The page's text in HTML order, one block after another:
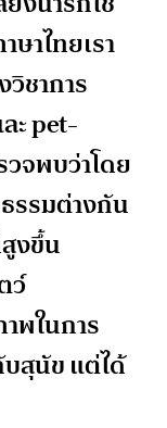
าไทยเรา
วิชาการ
ะ pet-
จพบว่าโดย
รรมต่างกัน
งขึ้น
ว์
พในการ
สุนัข แต่ได้